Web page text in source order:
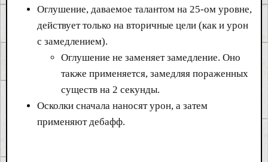
Оглушение, даваемое талантом на 25-ом уровне,
действует только на вторичные цели (как и урон
с замедлением).
Оглушение не заменяет замедление. Оно
также применяется, замедляя пораженных
существ на 2 секунды.
Осколки сначала наносят урон, а затем
применяют дебафф.